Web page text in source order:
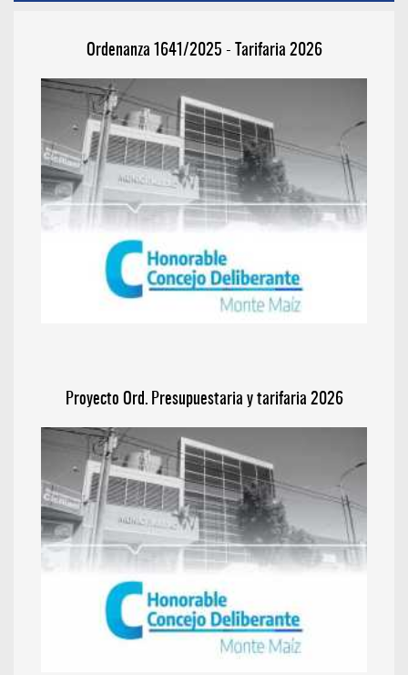
Ordenanza 1641/2025 - Tarifaria 2026
Proyecto Ord. Presupuestaria y tarifaria 2026